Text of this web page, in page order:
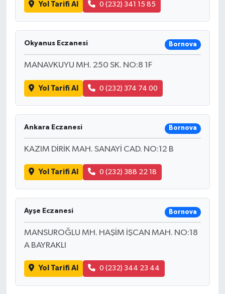
Yol Tarifi Al 0 (232) 341 15 85
Okyanus Eczanesi Bornova
MANAVKUYU MH. 250 SK. NO:8 1F
Yol Tarifi Al 0 (232) 374 74 00
Ankara Eczanesi Bornova
KAZIM DİRİK MAH. SANAYİ CAD. NO:12 B
Yol Tarifi Al 0 (232) 388 22 18
Ayşe Eczanesi Bornova
MANSUROĞLU MH. HAŞİM İŞCAN MAH. NO:18
A BAYRAKLI
Yol Tarifi Al 0 (232) 344 23 44